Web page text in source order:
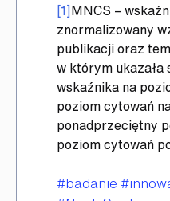
[1]MNCS –
znormalizowany
publikacji oraz
w którym ukazała
wskaźnika na
poziom cytowań
ponadprzeciętny
poziom cytowań
Tagi
#badanie